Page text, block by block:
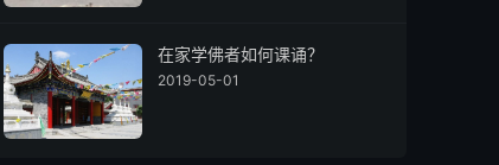
在家学佛者如何课诵？
2019-05-01